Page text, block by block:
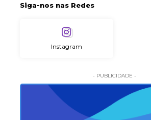
Siga-nos nas Redes
Instagram
- PUBLICIDADE -